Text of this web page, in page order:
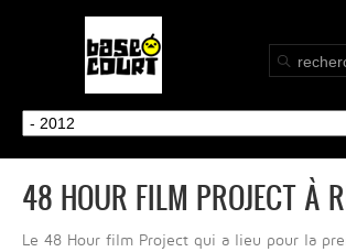
48 HOUR FILM PROJECT À
Le 48 Hour film Project qui a lieu pour la